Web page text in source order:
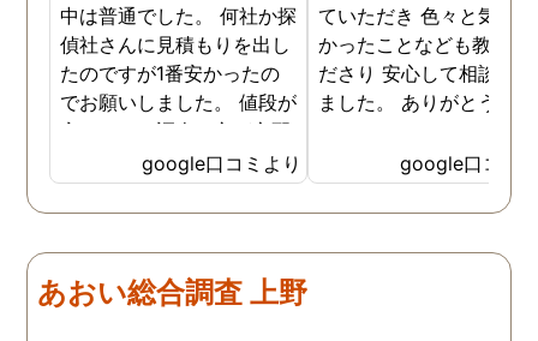
中は普通でした。 何社か探
偵社さんに見積もりを出し
たのですが1番安かったの
でお願いしました。 値段が
安いので、調査の方が心配
でしたがしっかり浮気の証
拠を押さえて頂けました。
ありがとう御座いました。
探偵に頼む事のない人生を
歩みますね(笑)
google口コミより
ていただき 色々と気付
かったことなども教えて
ださり 安心して相談が
ました。 ありがとうご
google口コミ
あおい総合調査 上野